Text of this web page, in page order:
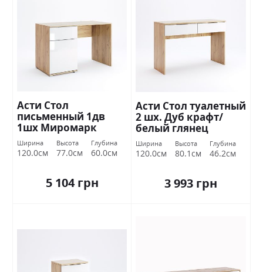
Асти Стол
письменный 1дв
1шх Миромарк
Ширина
120.0см
Высота
77.0см
Глубина
60.0см
5 104 грн
Асти Стол туалетный
2 шх. Дуб крафт/
белый глянец
Миромарк
Ширина
120.0см
Высота
80.1см
Глубина
46.2см
3 993 грн